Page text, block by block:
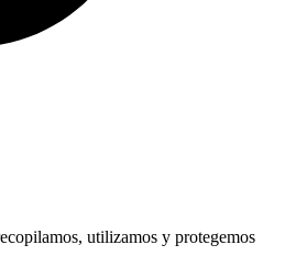
utilizamos y protegemos